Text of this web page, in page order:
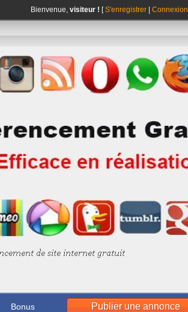
Bienvenue, visiteur ! [S'enregistrer Connexion
Bonus Publier une annonce